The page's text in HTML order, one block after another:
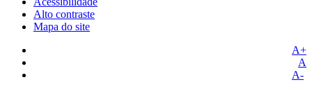
Alto contraste
Mapa do site
A+
A
A-